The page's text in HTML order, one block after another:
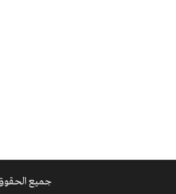
جميع